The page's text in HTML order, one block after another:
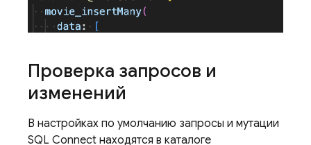
Проверка запросов и
изменений
В настройках по умолчанию запросы и мутации
SQL Connect находятся в каталоге